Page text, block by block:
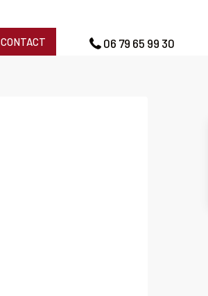
CONTACT 06 79 65 99 30